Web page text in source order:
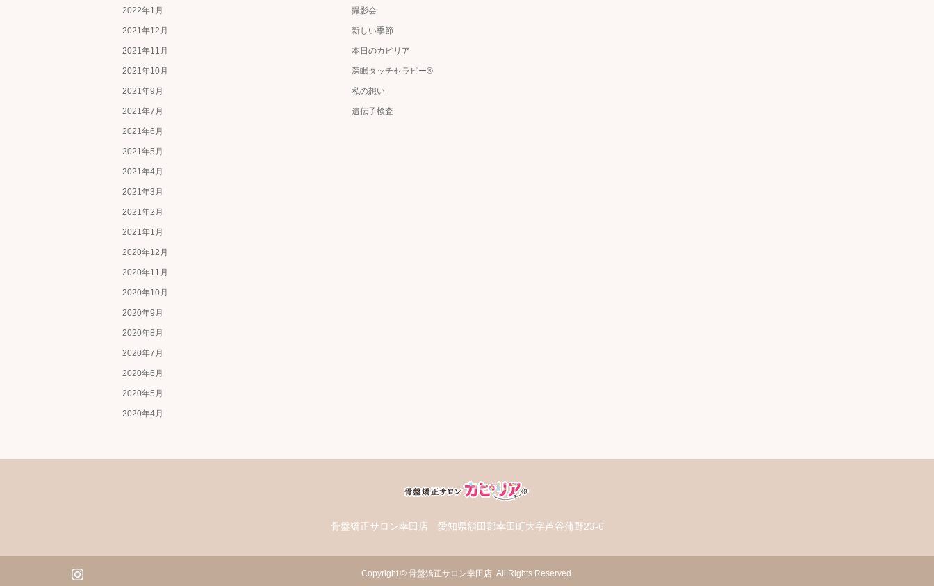
2022年1月
2021年12月
2021年11月
2021年10月
2021年9月
2021年7月
2021年6月
2021年5月
2021年4月
2021年3月
2021年2月
2021年1月
2020年12月
2020年11月
2020年10月
2020年9月
2020年8月
2020年7月
2020年6月
2020年5月
2020年4月
撮影会
新しい季節
本日のカピリア
深眠タッチセラピー®
私の想い
遺伝子検査
骨盤矯正サロン幸田店 愛知県額田郡幸田町大字芦谷蒲野23-6
Copyright © 骨盤矯正サロン幸田店. All Rights Reserved.